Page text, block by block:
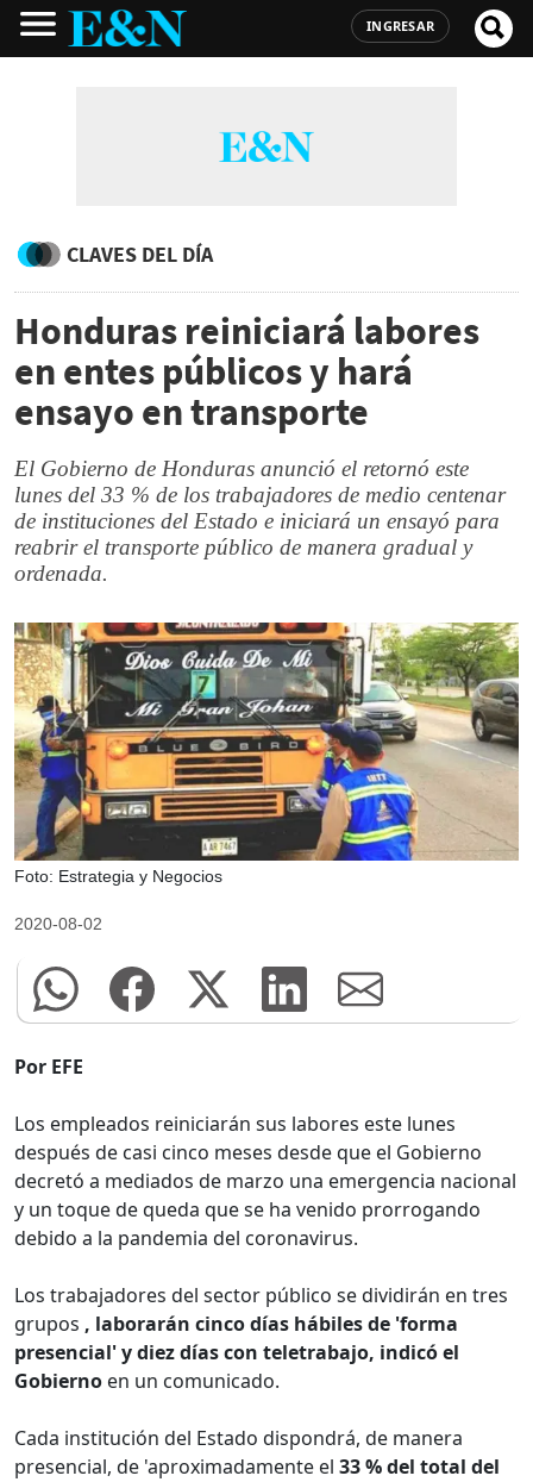
INGRESAR
CLAVES DEL DÍA
Honduras reiniciará labores
en entes públicos y hará
ensayo en transporte
El Gobierno de Honduras anunció el retornó este
lunes del 33 % de los trabajadores de medio centenar
de instituciones del Estado e iniciará un ensayó para
reabrir el transporte público de manera gradual y
ordenada.
Foto: Estrategia y Negocios
2020-08-02
Por EFE
Los empleados reiniciarán sus labores este lunes
después de casi cinco meses desde que el Gobierno
decretó a mediados de marzo una emergencia nacional
y un toque de queda que se ha venido prorrogando
debido a la pandemia del coronavirus.
Los trabajadores del sector público se dividirán en tres
grupos , laborarán cinco días hábiles de 'forma
presencial' y diez días con teletrabajo, indicó el
Gobierno en un comunicado.
Cada institución del Estado dispondrá, de manera
presencial, de 'aproximadamente el 33 % del total del